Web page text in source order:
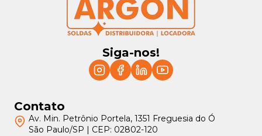
Siga-nos!
Contato
Av. Min. Petrônio Portela, 1351 Freguesia do Ó
São Paulo/SP | CEP: 02802-120